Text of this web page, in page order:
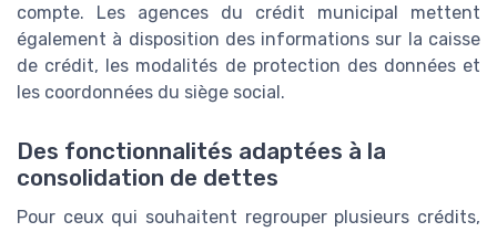
compte. Les agences du crédit municipal mettent
également à disposition des informations sur la caisse
de crédit, les modalités de protection des données et
les coordonnées du siège social.
Des fonctionnalités adaptées à la
consolidation de dettes
Pour ceux qui souhaitent regrouper plusieurs crédits,